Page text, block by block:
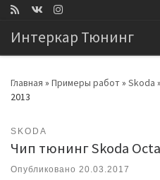
Интеркар Тюнинг
Главная » Примеры работ» Skoda »
2013
SKODA
Чип тюнинг Skoda
Опубликовано 20.03.2017